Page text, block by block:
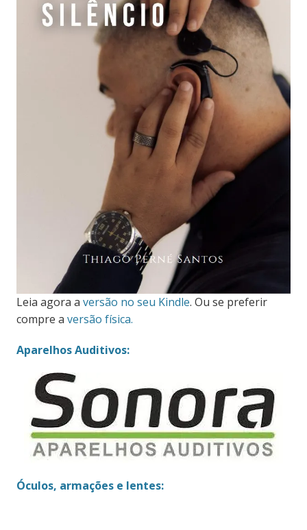
Leia agora a versão no seu Kindle. Ou se preferir
compre a versão física.
Aparelhos Auditivos:
Óculos, armações e lentes: